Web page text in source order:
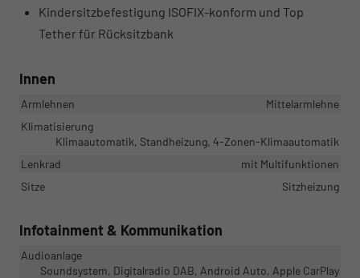
Kindersitzbefestigung ISOFIX-konform und Top
Tether für Rücksitzbank
Innen
Armlehnen
Mittelarmlehne
Klimatisierung
Klimaautomatik, Standheizung, 4-Zonen-Klimaautomatik
Lenkrad
mit Multifunktionen
Sitze
Sitzheizung
Infotainment & Kommunikation
Audioanlage
Soundsystem, Digitalradio DAB, Android Auto, Apple CarPlay